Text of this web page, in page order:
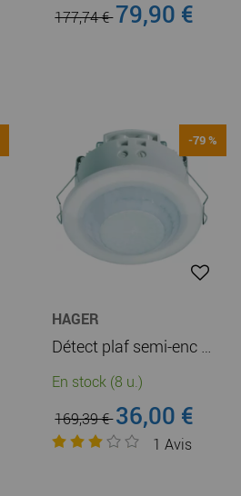
177,74 €79,90 €
-79 %
HAGER
Détect plaf semi-enc 360 blanc (52371)
En stock (8 u.)
169,39 €36,00 €
1 Avis